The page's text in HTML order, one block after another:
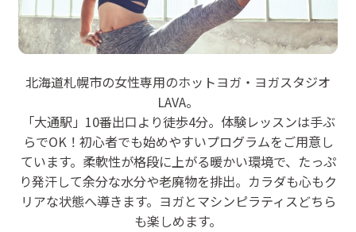
LAVA 札幌大通店
ホットヨガスタジオ
北海道札幌市の女性専用のホットヨガ・ヨガスタジオ
LAVA。
「大通駅」10番出口より徒歩4分。体験レッスンは手ぶ
らでOK！初心者でも始めやすいプログラムをご用意し
ています。柔軟性が格段に上がる暖かい環境で、たっぷ
り発汗して余分な水分や老廃物を排出。カラダも心もク
リアな状態へ導きます。ヨガとマシンピラティスどちら
も楽しめます。